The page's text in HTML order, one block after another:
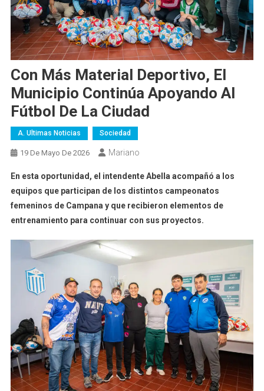
Con Más Material Deportivo, El
Municipio Continúa Apoyando Al
Fútbol De La Ciudad
A. Ultimas Noticias Sociedad
19 De Mayo De 2026 Mariano
En esta oportunidad, el intendente Abella acompañó a los
equipos que participan de los distintos campeonatos
femeninos de Campana y que recibieron elementos de
entrenamiento para continuar con sus proyectos.